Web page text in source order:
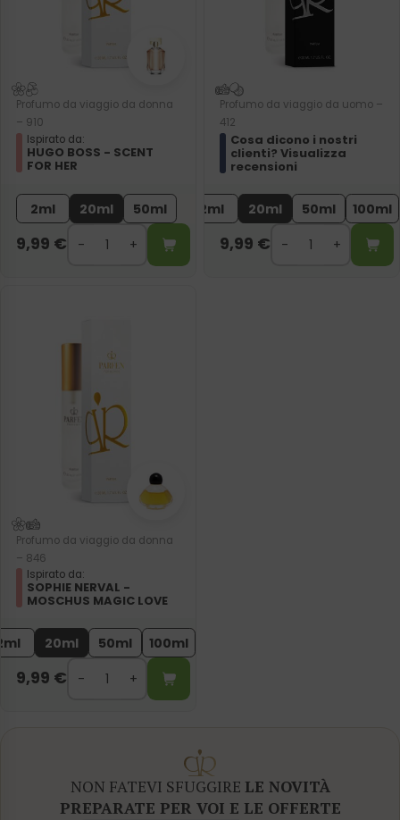
Profumo da viaggio da donna
– 910
Ispirato da:
HUGO BOSS - SCENT
FOR HER
2ml 20ml 50ml
9,99 €
Profumo da viaggio da uomo –
412
Cosa dicono i nostri
clienti? Visualizza
recensioni
2ml 20ml 50ml 100ml
9,99 €
Profumo da viaggio da donna
– 846
Ispirato da:
SOPHIE NERVAL -
MOSCHUS MAGIC LOVE
20ml 50ml 100ml
9,99 €
NON FATEVI SFUGGIRE LE NOVITÀ
PREPARATE PER VOI E LE OFFERTE